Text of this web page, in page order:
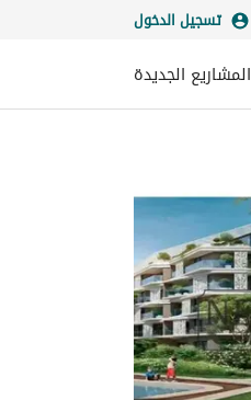
تسجيل الدخول
المشاريع الجديدة